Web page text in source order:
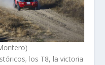
los T8, la victoria